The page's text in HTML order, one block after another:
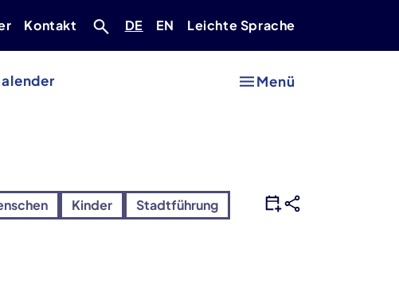
Kontakt Deutsch
DE Englisch
EN Leichte Sprache
Menü
Kinder
Stadtführung